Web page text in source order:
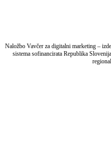
Naložbo Vavčer za digitalni marketing –
sistema sofinancirata Republika